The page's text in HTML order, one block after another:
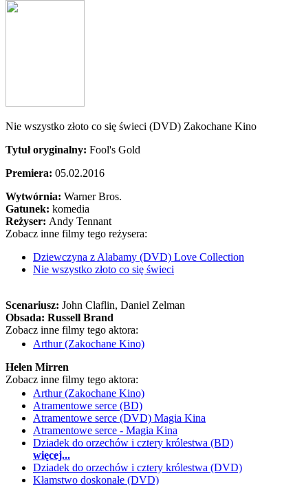
Nie wszystko złoto co się świeci (DVD) Zakochane Kino
Tytuł oryginalny: Fool's Gold
Premiera: 05.02.2016
Wytwórnia: Warner Bros.
Gatunek: komedia
Reżyser: Andy Tennant
Zobacz inne filmy tego reżysera:
Dziewczyna z Alabamy (DVD) Love Collection
Nie wszystko złoto co się świeci
Scenariusz: John Claflin, Daniel Zelman
Obsada: Russell Brand
Zobacz inne filmy tego aktora:
Arthur (Zakochane Kino)
Helen Mirren
Zobacz inne filmy tego aktora:
Arthur (Zakochane Kino)
Atramentowe serce (BD)
Atramentowe serce (DVD) Magia Kina
Atramentowe serce - Magia Kina
Dziadek do orzechów i cztery królestwa (BD)
więcej...
Dziadek do orzechów i cztery królestwa (DVD)
Kłamstwo doskonałe (DVD)